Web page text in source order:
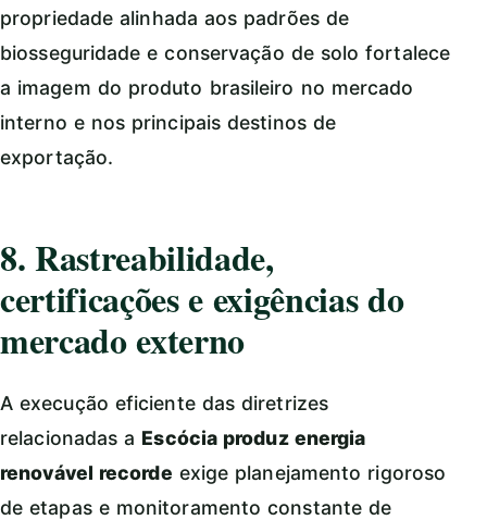
propriedade alinhada aos padrões de
biosseguridade e conservação de solo fortalece
a imagem do produto brasileiro no mercado
interno e nos principais destinos de
exportação.
8. Rastreabilidade,
certificações e exigências do
mercado externo
A execução eficiente das diretrizes
relacionadas a Escócia produz energia
renovável recorde exige planejamento rigoroso
de etapas e monitoramento constante de